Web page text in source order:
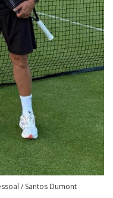
/ Santos Dumont